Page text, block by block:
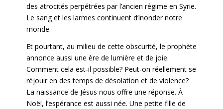
des atrocités perpétrées par l’ancien régime en Syrie.
Le sang et les larmes continuent d’inonder notre
monde.
Et pourtant, au milieu de cette obscurité, le prophète
annonce aussi une ère de lumière et de joie.
Comment cela est-il possible? Peut-on réellement se
réjouir en des temps de désolation et de violence?
La naissance de Jésus nous offre une réponse. À
Noël, l’espérance est aussi née. Une petite fille de